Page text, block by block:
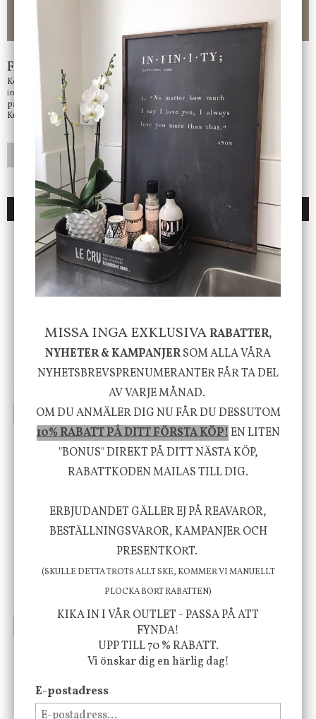
-ligt Tack för att just Du tittar in hos Jb Home!
Frågor?
Kontakta oss på
info@jbhome.se
Vi svarar
på mail så fort vi kan.
Kundtjänst telefontid öppet vardagar mellan 10.00 - 15.00
LÄGG I ÖNSKELISTA
DU KANSKE OCKSÅ ÄR INTRESSERAD AV
ENDAST 1 ST KVAR I LAGER
Cloudy kruka mini, vit
199 kr
INFO KÖP
Star Trading
Bordslampa Mushroom
vit, Utomhus
499 kr
INFO KÖP
Skål, Hands marmor
Nicolas Vahé
Serveringsfat, Ostron,
INFO
Vi vill förmedla känsla, upplevelse och
välbefinnande för dig och ditt hem! Med
MISSA INGA EXKLUSIVARABATTER,
NYHETER & KAMPANJERSOM ALLA VÅRA
NYHETSBREVSPRENUMERANTER FÅR TA DEL
AV VARJE MÅNAD.
OM DU ANMÄLER DIG NU FÅR DU DESSUTOM
10% RABATT PÅ DITT FÖRSTA KÖP!EN LITEN
"BONUS" DIREKT PÅ DITT NÄSTA KÖP,
RABATTKODEN MAILAS TILL DIG.
ERBJUDANDET GÄLLER EJ PÅ REAVAROR,
BESTÄLLNINGSVAROR, KAMPANJER OCH
PRESENTKORT.
(SKULLE DETTA TROTS ALLT SKE, KOMMER VI MANUELLT
PLOCKA BORT RABATTEN)
KIKA IN I VÅR OUTLET - PASSA PÅ ATT
FYNDA!
UPP TILL 70 % RABATT.
Vi önskar dig en härlig dag!
E-postadress